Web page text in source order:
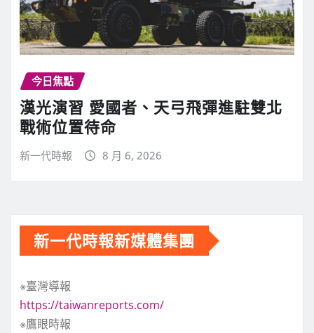
今日焦點
漢光演習 愛國者、天弓飛彈進駐雙北
戰術位置待命
新一代時報 8 月 6, 2026
新一代時報新媒體集團
※臺灣導報
https://taiwanreports.com/
※鷹眼時報